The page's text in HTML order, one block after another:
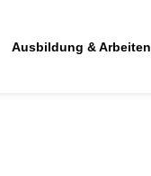
Ausbildung & Arbeiten